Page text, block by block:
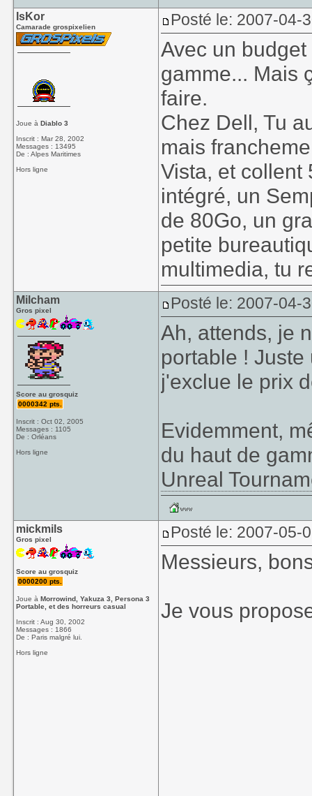
IsKor
Camarade grospixelien
Joue àDiablo 3
Inscrit : Mar 28, 2002
Messages : 13495
De : Alpes Maritimes
Hors ligne
Posté le: 2007-04-
Avec un
gamme... Mais
faire.
Chez Dell, Tu
mais
Vista, et collent
intégré, un
de 80Go, un
petite
multimedia, tu
Milcham
Gros pixel
Score au grosquiz
0000342 pts.
Inscrit : Oct 02, 2005
Messages : 1105
De : Orléans
Hors ligne
Posté le: 2007-04-
Ah, attends, je
portable !
j'exclue le prix
Evidemment,
du haut de
Unreal
mickmils
Gros pixel
Score au grosquiz
0000200 pts.
Joue àMorrowind, Yakuza 3, Persona 3
Portable, et des horreurs casual
Inscrit : Aug 30, 2002
Messages : 1866
De : Paris malgré lui.
Hors ligne
Posté le: 2007-05-
Messieurs,
Je vous